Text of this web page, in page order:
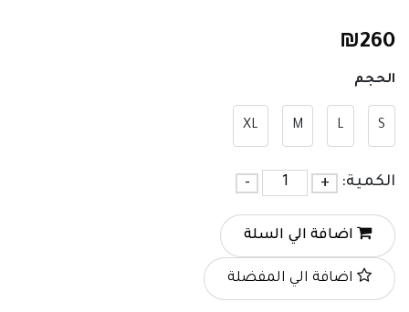
₪260
الحجم
S
L
M
XL
الكمية: +
-
اضافة الي السلة
اضافة الي المفضلة